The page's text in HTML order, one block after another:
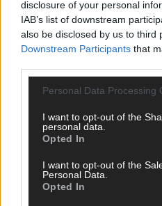
disclosure of your personal
IAB’s list of downstream
also be disclosed by us to third
Downstream Participants that
Personal Data Processing
I want to opt-out of the
personal data.
Opted In
I want to opt-out of the
Personal Data.
Opted In
Benachrichtige mich über
JETZT ANGESAGT
EXTRA